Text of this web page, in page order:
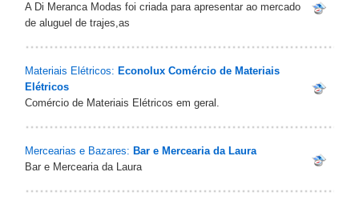
A Di Meranca Modas foi criada para apresentar ao mercado
de aluguel de trajes,as
Materiais Elétricos: Econolux Comércio de Materiais
Elétricos‎
Comércio de Materiais Elétricos em geral.
Mercearias e Bazares: Bar e Mercearia da Laura
Bar e Mercearia da Laura